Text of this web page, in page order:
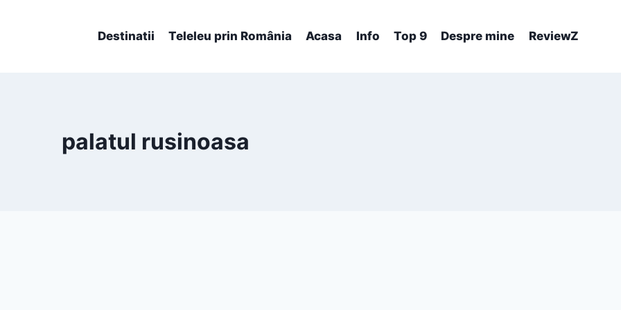
Destinatii Teleleu prin România Acasa Info Top 9 Despre mine ReviewZ
palatul rusinoasa